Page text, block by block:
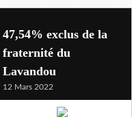
47,54% exclus de la
fraternité du
Lavandou
12 Mars 2022